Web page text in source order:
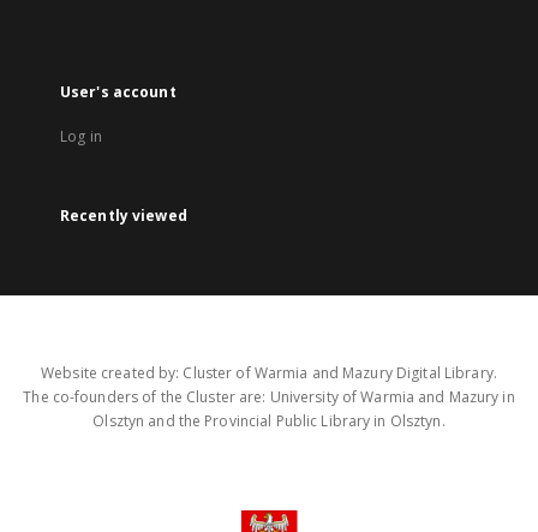
User's account
Log in
Recently viewed
Website created by: Cluster of Warmia and Mazury Digital Library.
The co-founders of the Cluster are: University of Warmia and Mazury in
Olsztyn and the Provincial Public Library in Olsztyn.